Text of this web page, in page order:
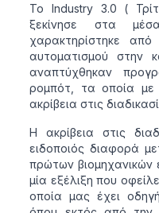
Το Industry 3.0 (
ξεκίνησε στα
χαρακτηρίστηκε
αυτοματισμού στην
αναπτύχθηκαν
ρομπότ, τα οποία
ακρίβεια στις
Η ακρίβεια στις
ειδοποιός διαφορά
πρώτων
μία εξέλιξη που
οποία μας έχει